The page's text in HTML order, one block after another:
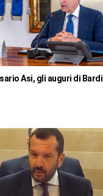
Asi, gli auguri di Bardi